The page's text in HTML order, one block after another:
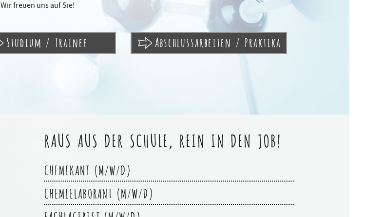
Wir freuen uns auf Sie!
Studium / Trainee Abschlussarbeiten / Praktika
RAUS AUS DER SCHULE, REIN IN DEN JOB!
CHEMIKANT (M/W/D)
CHEMIELABORANT (M/W/D)